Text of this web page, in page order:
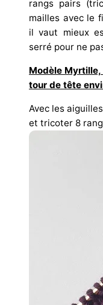
rangs pairs
mailles avec le
il vaut mieux
serré pour ne
Modèle
tour de tête
Avec les
et tricoter 8